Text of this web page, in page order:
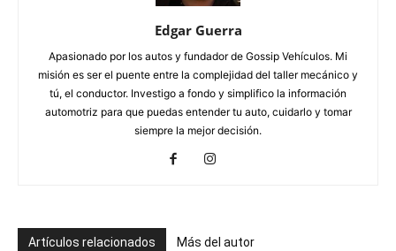
Edgar Guerra
Apasionado por los autos y fundador de Gossip Vehículos. Mi
misión es ser el puente entre la complejidad del taller mecánico y
tú, el conductor. Investigo a fondo y simplifico la información
automotriz para que puedas entender tu auto, cuidarlo y tomar
siempre la mejor decisión.
Artículos relacionados Más del autor